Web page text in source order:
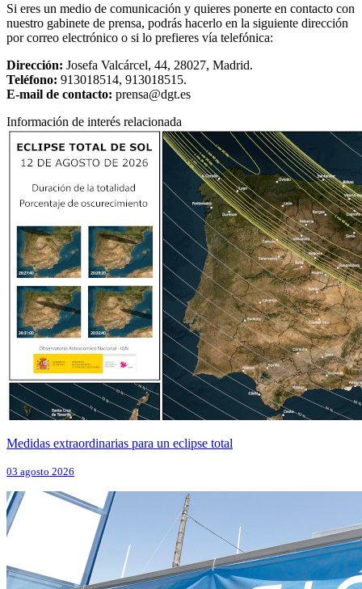
Si eres un medio de comunicación y quieres ponerte en contacto con
nuestro gabinete de prensa, podrás hacerlo en la siguiente dirección
por correo electrónico o si lo prefieres vía telefónica:
Dirección: Josefa Valcárcel, 44, 28027, Madrid.
Teléfono: 913018514, 913018515.
E-mail de contacto: prensa@dgt.es
Información de interés relacionada
Medidas extraordinarias para un eclipse total
03 agosto 2026